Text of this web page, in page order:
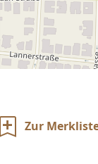
Zur